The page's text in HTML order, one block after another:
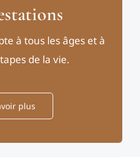
à tous les âges et à
de la vie.
plus